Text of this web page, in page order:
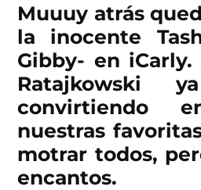
Muuuy atrás
la inocente
Gibby- en
Ratajkowski
convirtiendo
nuestras
motrar todos,
encantos.